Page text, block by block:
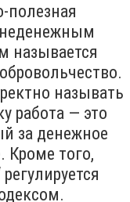
полезная
неденежным
называется
называть
работа — это
за денежное
Кроме того,